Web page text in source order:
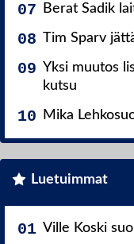
Berat Sadik
Tim Sparv
Yksi muutos
kutsu
Mika
Luetuimmat
Ville Koski